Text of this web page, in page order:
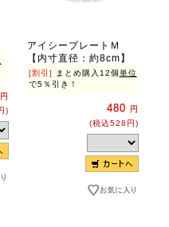
円
)
アイシープレートＭ
【内寸直径：約8cm】
[割引] まとめ購入12個 単位
で5％引き！
480
円
(税込528円)